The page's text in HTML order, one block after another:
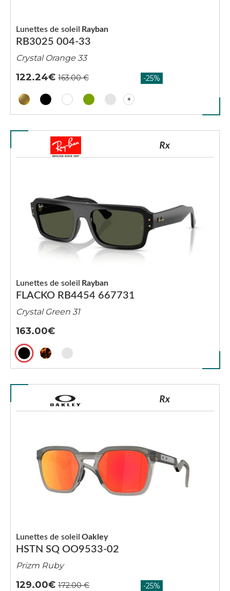
RB3025 004-33
Lunettes de soleil Rayban
Crystal Orange 33
122.24
+
FLACKO RB4454 667731
Lunettes de soleil Rayban
Crystal Green 31
163.00
HSTN SQ OO9533-02
Lunettes de soleil Oakley
Prizm Ruby
129.00